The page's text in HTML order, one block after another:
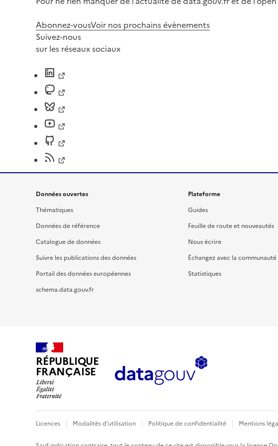
Abonnez-vousVoir nos prochains évènements
Suivez-nous
sur les réseaux sociaux
Données ouvertes
Thématiques
Données de référence
Catalogue de données
Suivre les publications des données
Portail des données européennes
schema.data.gouv.fr
Plateforme
Guides
Feuille de route et nouveautés
Nous écrire
Échangez avec la communauté
Statistiques
RÉPUBLIQUE
FRANÇAISE
Licences Modalités d'utilisation Politique de confidentialité Mentions